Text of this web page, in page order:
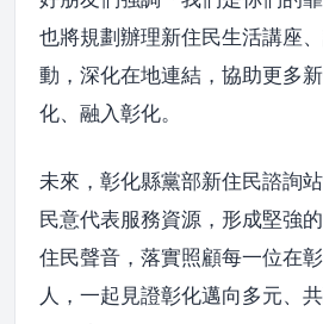
也將規劃辦理新住民生活講座
動，深化在地連結，協助更多
化、融入彰化。
未來，彰化縣黨部新住民諮詢
民意代表服務資源，形成堅強
住民聲音，落實照顧每一位在
人，一起見證彰化邁向多元、